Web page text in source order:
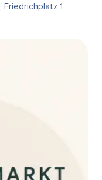
1